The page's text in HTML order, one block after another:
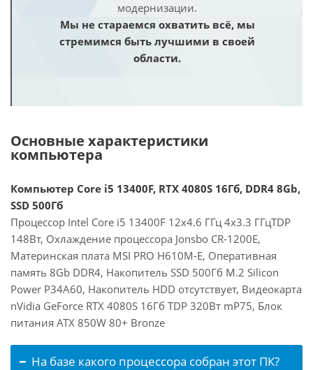
модернизации.
Мы не стараемся охватить всё, мы
стремимся быть лучшими в своей
области.
Основные характеристики
компьютера
Компьютер Core i5 13400F, RTX 4080S 16Гб, DDR4 8Gb,
SSD 500Гб
Процессор Intel Core i5 13400F 12x4.6 ГГц 4x3.3 ГГцTDP
148Вт, Охлаждение процессора Jonsbo CR-1200E,
Материнская плата MSI PRO H610M-E, Оперативная
память 8Gb DDR4, Накопитель SSD 500Гб M.2 Silicon
Power P34A60, Накопитель HDD отсутствует, Видеокарта
nVidia GeForce RTX 4080S 16Гб TDP 320Вт mP75, Блок
питания ATX 850W 80+ Bronze
На базе какого процессора собран этот ПК?